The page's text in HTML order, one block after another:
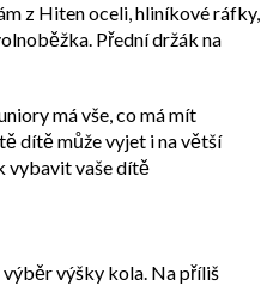
z Hiten oceli, hliníkové ráfky,
Přední držák na
má vše, co má mít
dítě může vyjet i na větší
vybavit vaše dítě
výšky kola. Na příliš